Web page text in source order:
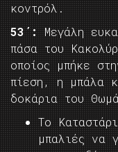
κοντρόλ.
53΄:
Μεγάλη
πάσα του
οποίος μπήκε
πίεση, η μπάλα
δοκάρια του
Το
μπαλιές να